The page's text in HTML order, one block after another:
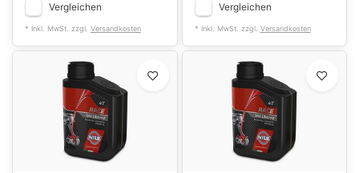
Vergleichen
* Inkl. MwSt. zzgl. Versandkosten
Vergleichen
* Inkl. MwSt. zzgl. Versandkosten